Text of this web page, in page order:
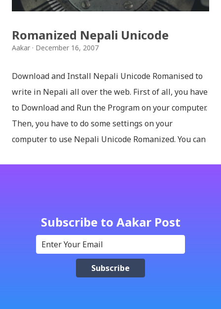
डिजाइनमा किबोर्ड थिम उपलब्ध छ । चलनचल्तिको “ब...
Romanized Nepali Unicode
Aakar December 16, 2007
Download and Install Nepali Unicode Romanised to
write in Nepali all over the web. First of all, you have
to Download and Run the Program on your computer.
Then, you have to do some settings on your
computer to use Nepali Unicode Romanized. You can
Language and Regional settings; Open Regional
Language Options; Go to Language Options & tick on
check box (install files..... Thai, instal....east
Asian...languages): Click apply-it might ask for
windows CD: Insert CD or you can directly copy
Subscribe to Aakar Post